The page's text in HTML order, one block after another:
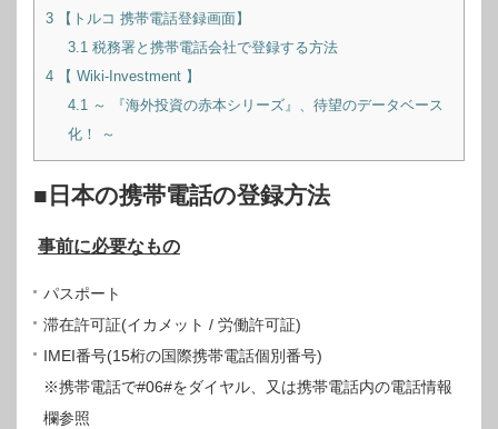
3 【トルコ 携帯電話登録画面】
3.1税務署と携帯電話会社で登録する方法
4 【 Wiki-Investment 】
4.1～ 『海外投資の赤本シリーズ』、待望のデータベース
化！ ～
■日本の携帯電話の登録方法
事前に必要なもの
パスポート
滞在許可証(イカメット / 労働許可証)
IMEI番号(15桁の国際携帯電話個別番号)
※携帯電話で#06#をダイヤル、又は携帯電話内の電話情報
欄参照